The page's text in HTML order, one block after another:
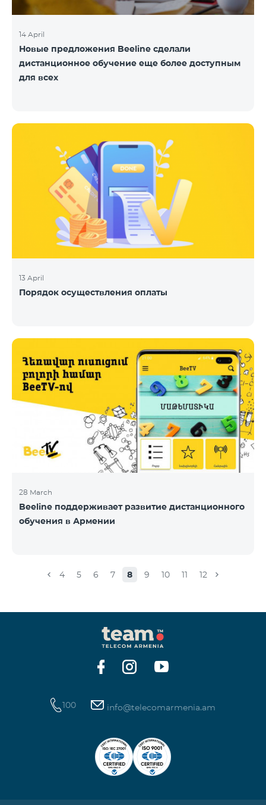
14 April
Новые предложения Beeline сделали
дистанционное обучение еще более доступным
для всех
13 April
Порядок осуществления оплаты
28 March
Beeline поддерживает развитие дистанционного
обучения в Армении
4 5 6 7 8 9 10 11 12
100 info@telecomarmenia.am